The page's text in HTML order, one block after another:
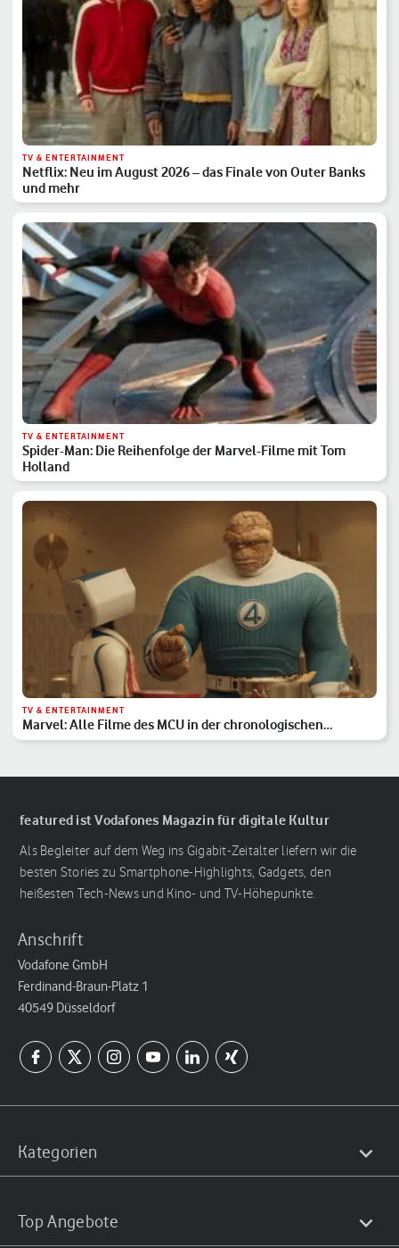
TV & ENTERTAINMENT
Netflix: Neu im August 2026 – das Finale von Outer Banks
und mehr
TV & ENTERTAINMENT
Spider-Man: Die Reihenfolge der Marvel-Filme mit Tom
Holland
TV & ENTERTAINMENT
Marvel: Alle Filme des MCU in der chronologischen
Reihenfolge
featured ist Vodafones Magazin für digitale Kultur
Als Begleiter auf dem Weg ins Gigabit-Zeitalter liefern wir die
besten Stories zu Smartphone-Highlights, Gadgets, den
heißesten Tech-News und Kino- und TV-Höhepunkte.
Anschrift
Vodafone GmbH
Ferdinand-Braun-Platz 1
40549 Düsseldorf
Kategorien
Top Angebote